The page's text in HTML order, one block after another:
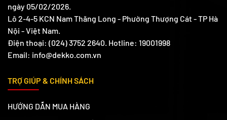
ngày 05/02/2026.
Lô 2-4-5 KCN Nam Thăng Long - Phường Thượng Cát - TP Hà
Nội - Việt Nam.
Điện thoại: (024) 3752 2640. Hotline: 19001998
Email: info@dekko.com.vn
TRỢ GIÚP & CHÍNH SÁCH
HƯỚNG DẪN MUA HÀNG